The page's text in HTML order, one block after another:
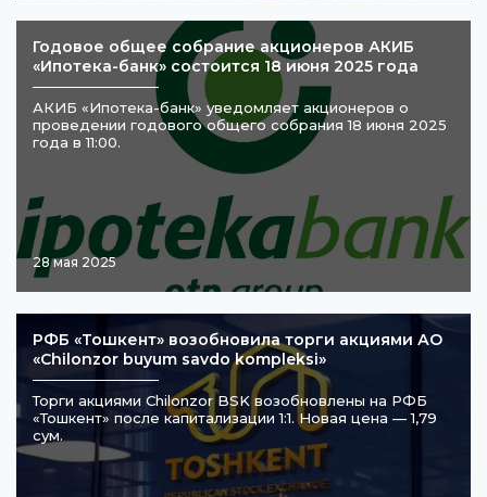
Годовое общее собрание акционеров АКИБ
«Ипотека-банк» состоится 18 июня 2025 года
АКИБ «Ипотека-банк» уведомляет акционеров о
проведении годового общего собрания 18 июня 2025
года в 11:00.
28 мая 2025
РФБ «Тошкент» возобновила торги акциями АО
«Chilonzor buyum savdo kompleksi»
Торги акциями Chilonzor BSK возобновлены на РФБ
«Тошкент» после капитализации 1:1. Новая цена — 1,79
сум.